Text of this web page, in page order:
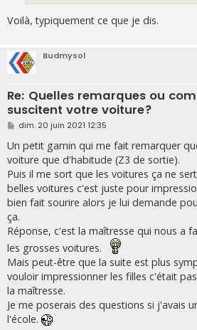
Voilà, typiquement ce que je dis.
Budmysol
Re: Quelles remarques ou
suscitent votre voiture?
M
s
s
a
g
e
dim. 20 juin 2021 12:35
Un petit gamin qui me fait remarquer
voiture que d'habitude (Z3 de sortie).
Puis il me sort que les voitures ça ne
belles voitures c'est juste pour
bien fait sourire alors je lui demande
ça.
Réponse, c'est la maîtresse qui nous a
les grosses voitures.
Mais peut-être que la suite est plus
vouloir impressionner les filles c'était
la maîtresse.
Je me poserais des questions si j'avais
l'école.